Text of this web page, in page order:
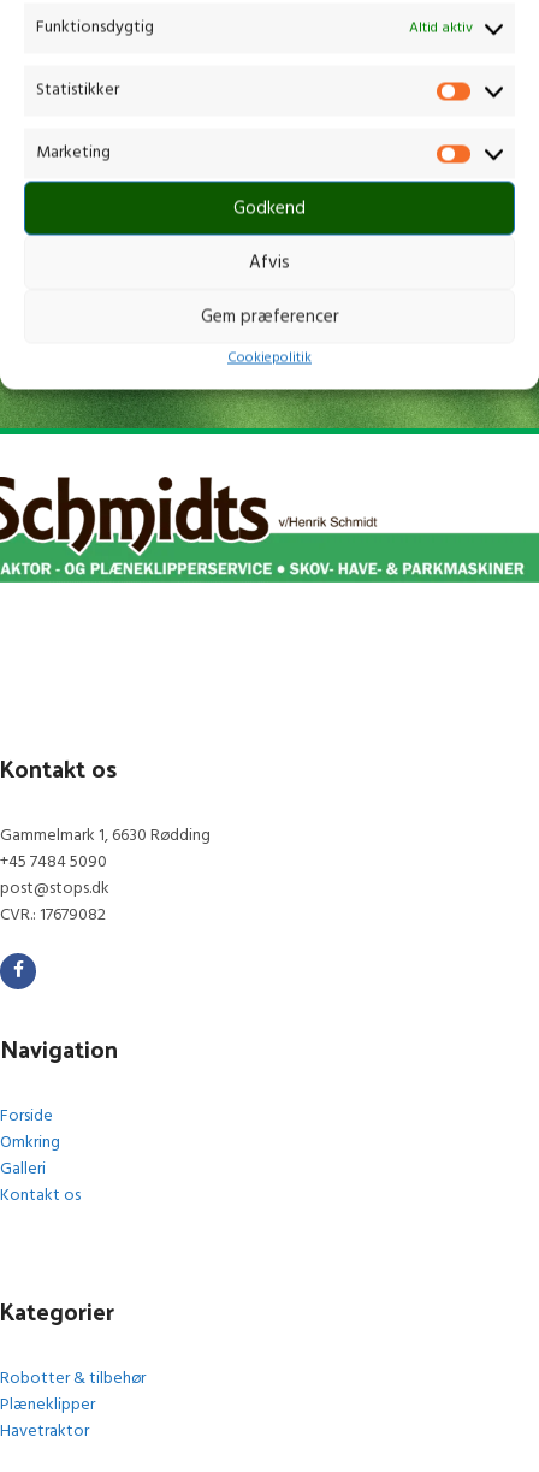
Funktionsdygtig Altid aktiv
Statistikker
Marketing
Godkend
Afvis
Gem præferencer
Cookiepolitik
Kædesav,Alle kædesav
1.199,00 kr.
Ideel til alsidig let beskæring af træer,
træopgaver
integrerede oliepumpe - sikrer let og
diameter på 50 mm på én opladning.
med en diameter på op til 100 mm.
Forlængertilbehør fås separat og gør
det muligt at foretage beskæringer op
til 1,8 m højere oppe.
en oplader, der er kompatibel med
STIGA 1-serien.
Alle kædesav,Kædesav
Pålidelig kædesavsydeevne til
forskellige haveopgaver Den
pålidelige Husqvarna 130 kædesav er
nem at starte, nem at håndtere og
udviklet til
Kontakt os
Gammelmark 1, 6630 Rødding
+45 7484 5090
post@stops.dk
CVR.: 17679082
Navigation
Forside
Omkring
Galleri
Kontakt os
Kategorier
Robotter & tilbehør
Plæneklipper
Havetraktor